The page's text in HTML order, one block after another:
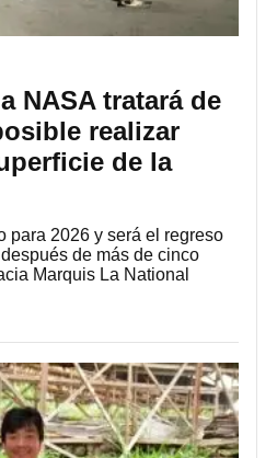
NASA tratará de
realizar
de la
para 2026 y será el regreso
de más de cinco
Marquis La National